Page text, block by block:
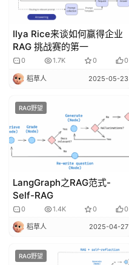
课
A
V
P
课
程
关
于
我
们
Ilya Rice来谈如何赢得企业
RAG 挑战赛的第一
0 1.7K 0 0
稻草人 2025-05-23
RAG野望
LangGraph之RAG范式-
Self-RAG
0 1.4K 0 0
稻草人 2025-04-27
RAG野望